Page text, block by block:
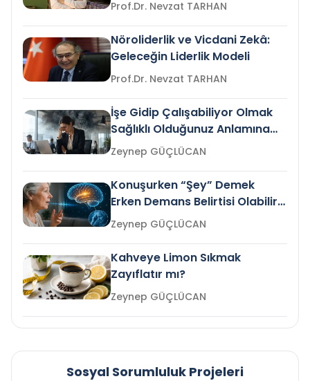
Prof.Dr. Nevzat TARHAN
Nöroliderlik ve Vicdani Zekâ:
Geleceğin Liderlik Modeli
Prof.Dr. Nevzat TARHAN
İşe Gidip Çalışabiliyor Olmak
Sağlıklı Olduğunuz Anlamına
Gelir mi?Zeynep GÜÇLÜCAN
Konuşurken “Şey” Demek
Erken Demans Belirtisi Olabilir
mi?
Zeynep GÜÇLÜCAN
Kahveye Limon Sıkmak
Zayıflatır mı?
Zeynep GÜÇLÜCAN
Sosyal Sorumluluk Projeleri